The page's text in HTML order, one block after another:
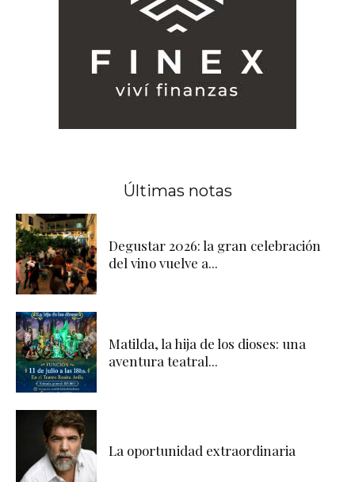
Últimas notas
Degustar 2026: la gran celebración
del vino vuelve a...
Matilda, la hija de los dioses: una
aventura teatral...
La oportunidad extraordinaria